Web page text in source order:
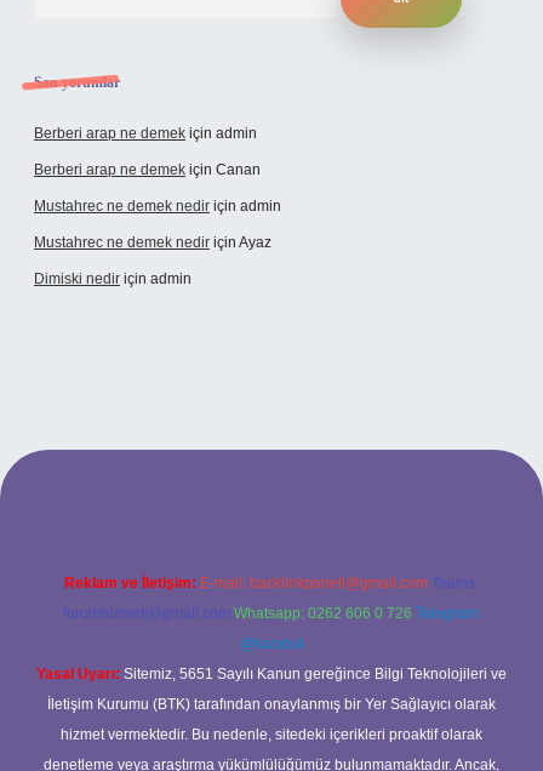
Son yorumlar
Berberi arap ne demek için admin
Berberi arap ne demek için Canan
Mustahrec ne demek nedir için admin
Mustahrec ne demek nedir için Ayaz
Dimiski nedir için admin
güncel adresi
Reklam ve İletişim: E-mail: backlinkpaneli@gmail.com Teams:
forumhizmeti@gmail.com Whatsapp: 0262 606 0 726 Telegram:
@karabul
Yasal Uyarı: Sitemiz, 5651 Sayılı Kanun gereğince Bilgi Teknolojileri ve
İletişim Kurumu (BTK) tarafından onaylanmış bir Yer Sağlayıcı olarak
hizmet vermektedir. Bu nedenle, sitedeki içerikleri proaktif olarak
denetleme veya araştırma yükümlülüğümüz bulunmamaktadır. Ancak,